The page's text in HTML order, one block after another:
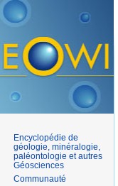
Encyclopédie de
géologie, minéralogie,
paléontologie et autres
Géosciences
Communauté